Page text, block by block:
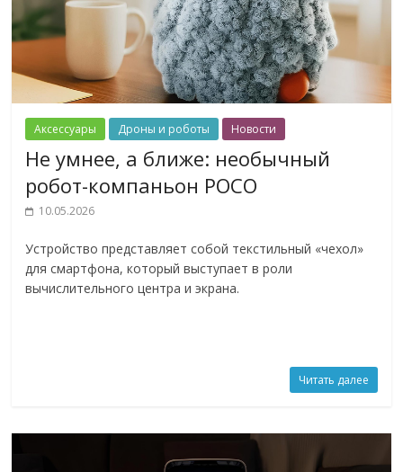
Аксессуары Дроны и роботы Новости
Не умнее, а ближе: необычный
робот-компаньон POCO
10.05.2026
Устройство представляет собой текстильный «чехол»
для смартфона, который выступает в роли
вычислительного центра и экрана.
Читать далее